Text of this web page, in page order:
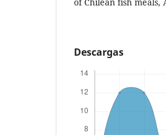
Descargas